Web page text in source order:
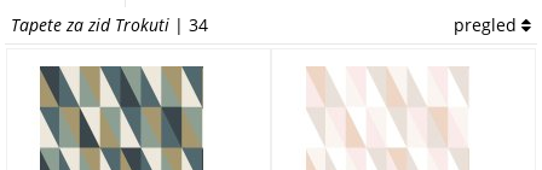
Tirkizna
Zlatna
Žuta
Tapete za zid Trokuti | 34 pregled